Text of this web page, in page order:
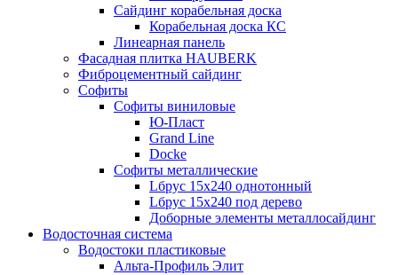
Сайдинг корабельная доска
Корабельная доска КС
Линеарная панель
Фасадная плитка HAUBERK
Фиброцементный сайдинг
Софиты
Софиты виниловые
Ю-Пласт
Grand Line
Docke
Софиты металлические
Lбрус 15x240 однотонный
Lбрус 15x240 под дерево
Доборные элементы металлосайдинг
Водосточная система
Водостоки пластиковые
Альта-Профиль Элит